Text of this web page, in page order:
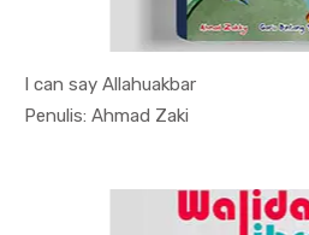
I can say Allahuakbar
Penulis: Ahmad Zaki